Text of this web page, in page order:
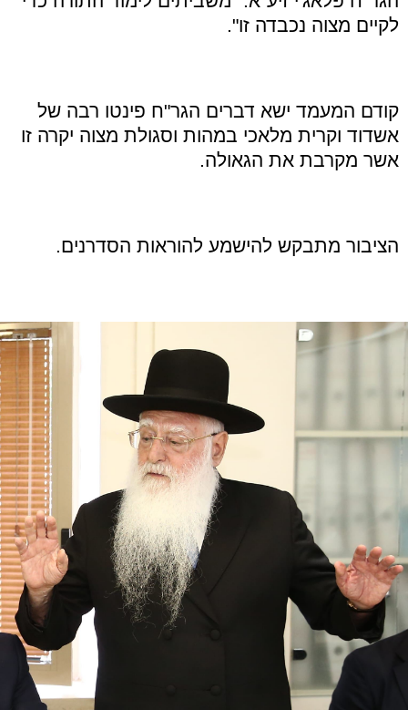
לקיים מצוה נכבדה זו".
קודם המעמד ישא דברים הגר"ח פינטו רבה של
אשדוד וקרית מלאכי במהות וסגולת מצוה יקרה זו
אשר מקרבת את הגאולה.
הציבור מתבקש להישמע להוראות הסדרנים.